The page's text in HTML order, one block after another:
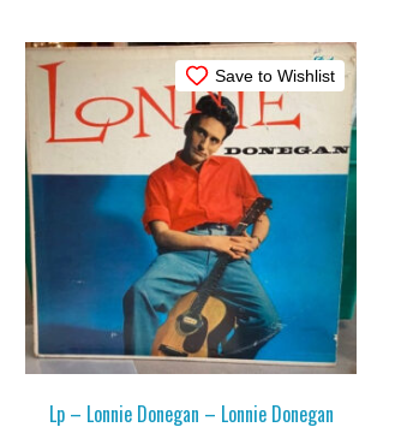
Save to Wishlist
Lp – Lonnie Donegan – Lonnie Donegan